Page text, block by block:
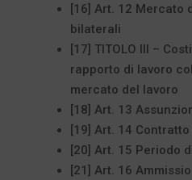
[16] Art. 12 Mercato
bilaterali
[17] TITOLO III –
rapporto di lavoro
mercato del lavoro
[18] Art. 13
[19] Art. 14
[20] Art. 15 Periodo
[21] Art. 16